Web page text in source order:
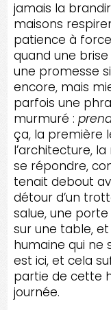
jamais la
maisons
patience à
quand une
une promesse
encore, mais
parfois une
murmuré :
ça, la première
l’architecture,
se répondre,
tenait debout
détour d’un
salue, une porte
sur une table,
humaine qui ne
est ici, et cela
partie de cette
journée.